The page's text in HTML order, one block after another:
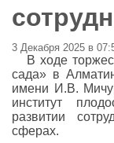
3 Декабря 2025 в
В ходе
сада» в
имени И.В.
институт
развитии
сферах.